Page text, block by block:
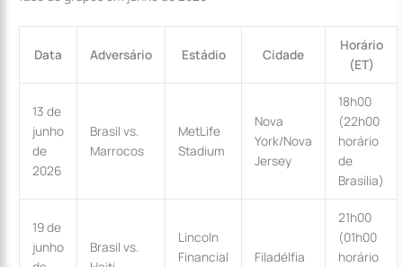
Data Adversário Estádio Cidade
Horário
(ET)
13 de
junho
de
2026
Brasil vs.
Marrocos
MetLife
Stadium
Nova
York/Nova
Jersey
18h00
(22h00
horário
de
Brasília)
19 de
junho
Brasil vs.
Lincoln
Financial
Filadélfia
21h00
(01h00
horário